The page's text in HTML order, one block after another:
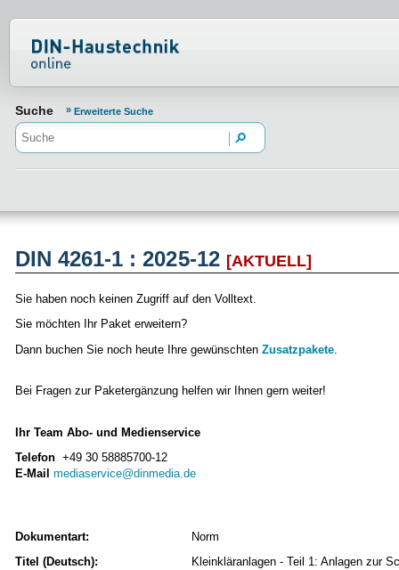
Suche Erweiterte Suche
DIN 4261-1 : 2025-12 [AKTUELL]
Sie haben noch keinen Zugriff auf den Volltext.
Sie möchten Ihr Paket erweitern?
Dann buchen Sie noch heute Ihre gewünschten Zusatzpakete
Bei Fragen zur Paketergänzung helfen wir Ihnen gern weiter!
Ihr Team Abo- und Medienservice
Telefon +49 30 58885700-12
E-Mail mediaservice@dinmedia.de
Dokumentart:
Norm
Titel (Deutsch):
Kleinkläranlagen - Teil 1: Anlagen zur